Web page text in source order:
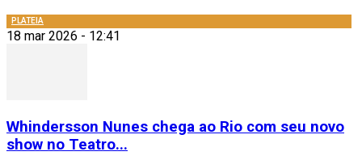
PLATEIA
18 mar 2026 - 12:41
Whindersson Nunes chega ao Rio com seu novo
show no Teatro...